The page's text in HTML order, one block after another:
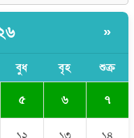
বিস্ফোরণ
»
বুধ বৃহ শুক্র
৫ ৬ ৭